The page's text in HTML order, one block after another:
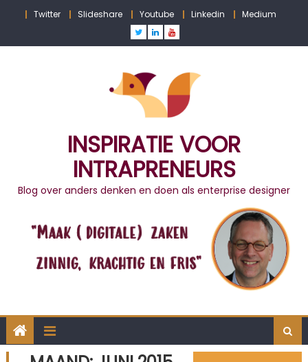
Twitter Slideshare Youtube Linkedin Medium
INSPIRATIE VOOR
INTRAPRENEURS
Blog over anders denken en doen als enterprise designer